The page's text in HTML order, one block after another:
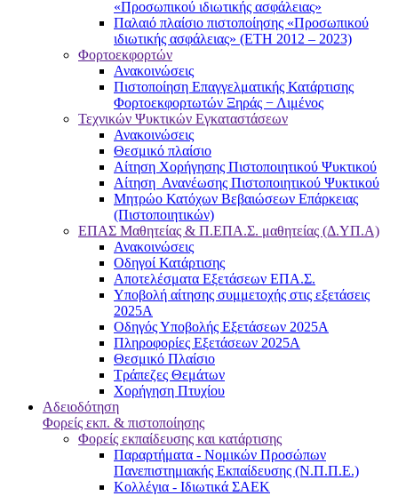
«Προσωπικού ιδιωτικής ασφάλειας»
Παλαιό πλαίσιο πιστοποίησης «Προσωπικού
ιδιωτικής ασφάλειας» (ΕΤΗ 2012 – 2023)
Φορτοεκφορτών
Ανακοινώσεις
Πιστοποίηση Επαγγελματικής Κατάρτισης
Φορτοεκφορτωτών Ξηράς − Λιμένος
Τεχνικών Ψυκτικών Εγκαταστάσεων
Ανακοινώσεις
Θεσμικό πλαίσιο
Αίτηση Χορήγησης Πιστοποιητικού Ψυκτικού
Αίτηση Ανανέωσης Πιστοποιητικού Ψυκτικού
Μητρώο Κατόχων Βεβαιώσεων Επάρκειας
(Πιστοποιητικών)
ΕΠΑΣ Μαθητείας & Π.ΕΠΑ.Σ. μαθητείας (Δ.ΥΠ.Α)
Ανακοινώσεις
Oδηγοί Κατάρτισης
Αποτελέσματα Εξετάσεων ΕΠΑ.Σ.
Υποβολή αίτησης συμμετοχής στις εξετάσεις
2025Α
Οδηγός Υποβολής Εξετάσεων 2025A
Πληροφορίες Εξετάσεων 2025Α
Θεσμικό Πλαίσιο
Τράπεζες Θεμάτων
Χορήγηση Πτυχίου
Αδειοδότηση
Φορείς εκπ. & πιστοποίησης
Φορείς εκπαίδευσης και κατάρτισης
Παραρτήματα - Νομικών Προσώπων
Πανεπιστημιακής Εκπαίδευσης (Ν.Π.Π.Ε.)
Κολλέγια - Ιδιωτικά ΣΑΕΚ